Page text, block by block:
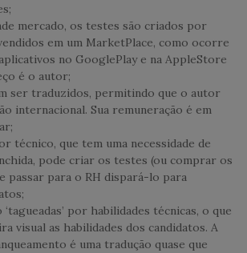
mercado, os testes são criados por
em um MarketPlace, como ocorre
no GooglePlay e na AppleStore
é o autor;
ser traduzidos, permitindo que o autor
internacional. Sua remuneração é em
técnico, que tem uma necessidade de
pode criar os testes (ou comprar os
passar para o RH dispará-lo para
por habilidades técnicas, o que
visual as habilidades dos candidatos. A
é uma tradução quase que